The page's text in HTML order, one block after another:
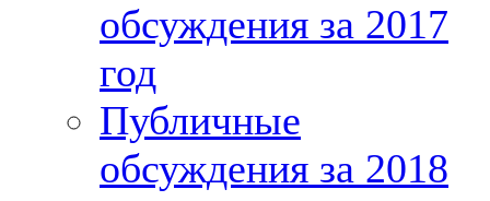
обсуждения за 2017
год
Публичные
обсуждения за 2018